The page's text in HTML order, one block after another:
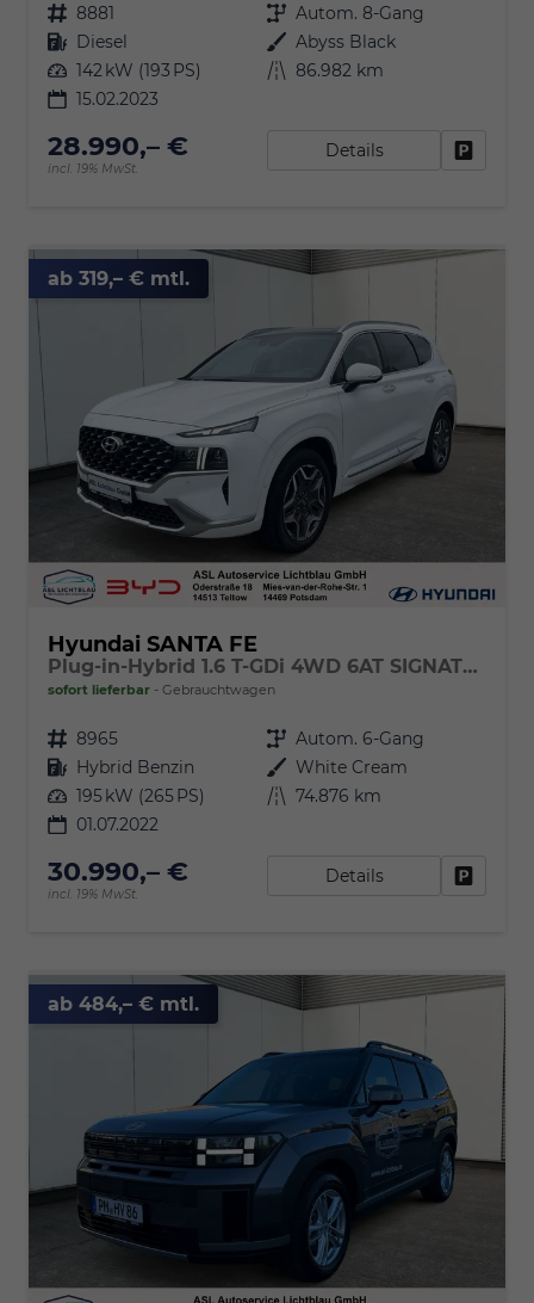
Fahrzeugnr. 8881 Getriebe Autom. 8-Gang
Kraftstoff Diesel Außenfarbe Abyss Black
Leistung 142 kW (193 PS) Kilometerstand 86.982 km
15.02.2023
28.990,– €
incl. 19% MwSt.
Details
ab 319,– € mtl.
Hyundai SANTA FE
Plug-in-Hybrid 1.6 T-GDi 4WD 6AT SIGNATURE Panoramadach
sofort lieferbar Gebrauchtwagen
Fahrzeugnr. 8965 Getriebe Autom. 6-Gang
Kraftstoff Hybrid Benzin Außenfarbe White Cream
Leistung 195 kW (265 PS) Kilometerstand 74.876 km
01.07.2022
30.990,– €
incl. 19% MwSt.
Details
ab 484,– € mtl.